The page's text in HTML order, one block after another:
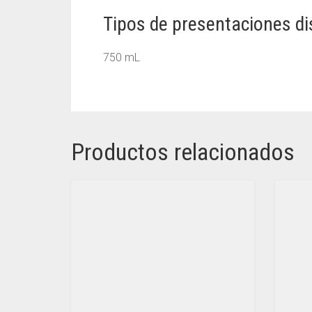
Tipos de presentaciones
750 mL
Productos relacionados